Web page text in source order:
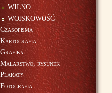
WILNO
WOJSKOWOŚĆ
Czasopisma
Kartografia
Grafika
Malarstwo, rysunek
Plakaty
Fotografia